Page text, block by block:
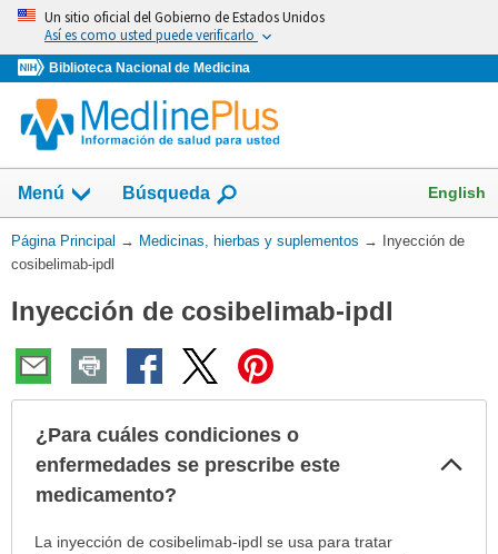
Omita
vaya
al
Contenido
Un sitio oficial del Gobierno de Estados Unidos
Así es como usted puede verificarlo
Biblioteca Nacional de Medicina
Menú
Mostrar
campo
de
Búsqueda English
Usted
está
Página Principal → Medicinas, hierbas y suplementos →
Inyección de
cosibelimab-ipdl
Inyección de cosibelimab-ipdl
¿Para cuáles condiciones o
enfermedades se prescribe este
medicamento?
¿ParaLa inyección de cosibelimab-ipdl se usa para tratar